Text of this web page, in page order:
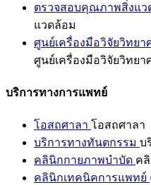
ตรวจสอบคุณภาพสิ่งแว
แวดล้อม
ศูนย์เครื่องมือวิจัยวิทยา
ศูนย์เครื่องมือวิจัยวิทยา
บริการทางการแพทย์
โอสถศาลา โอสถศาลา
บริการทางทันตกรรม บ
คลินิกกายภาพบำบัด ค
คลินิกเทคนิคการแพทย์